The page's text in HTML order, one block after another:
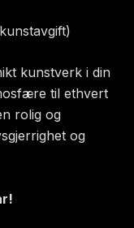
kunstverk i din
til ethvert
rolig og
og